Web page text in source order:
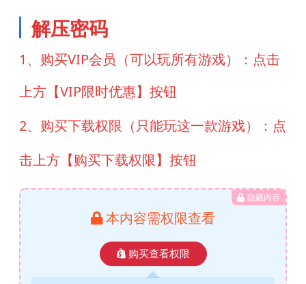
解压密码
1、购买VIP会员（可以玩所有游戏）：点击
上方【VIP限时优惠】按钮
2、购买下载权限（只能玩这一款游戏）：点
击上方【购买下载权限】按钮
隐藏内容
本内容需权限查看
购买查看权限